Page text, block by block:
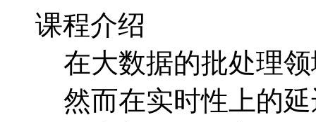
课程介绍
在大数据的批处理
然而在实时性上的